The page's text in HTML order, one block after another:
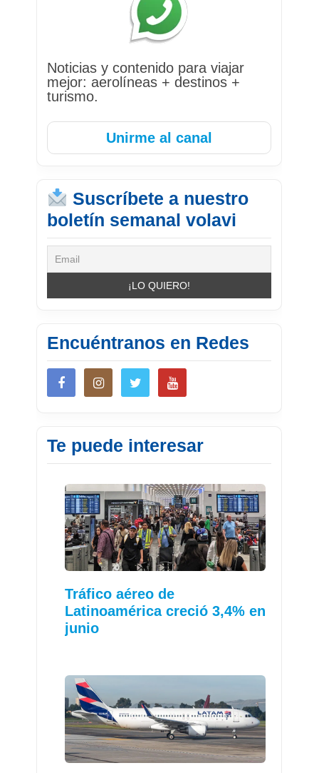
Noticias y contenido para viajar
mejor: aerolíneas + destinos +
turismo.
Unirme al canal
Suscríbete a nuestro
boletín semanal volavi
Encuéntranos en Redes
Te puede interesar
Tráfico aéreo de
Latinoamérica creció 3,4% en
junio